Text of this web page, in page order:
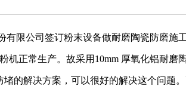
有限公司 签订粉末设备做耐磨陶瓷防磨施
机正常生产。 故采用10mm 厚氧化铝耐磨
的解决方案，可以很好的解决这个问题